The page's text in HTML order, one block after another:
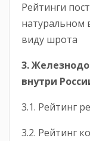
Рейтинги
натуральном
виду шрота
3.
внутри
3.1. Рейтинг
3.2. Рейтинг